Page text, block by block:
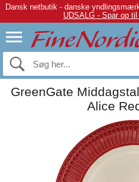
Dansk netbutik - danske
UDSALG - Spar op
GreenGate
Alice